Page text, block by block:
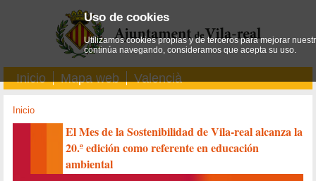
Inicio Mapa web Valencià
Inicio
El Mes de la Sostenibilidad de Vila-real alcanza la
20.ª edición como referente en educación
ambiental
Uso de cookies
Utilizamos cookies propias y de terceros para mejorar
continúa navegando, consideramos que acepta su uso.